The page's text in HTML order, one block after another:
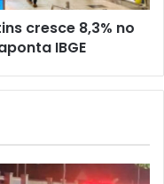
cresce 8,3% no
IBGE